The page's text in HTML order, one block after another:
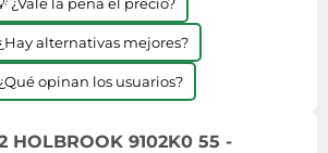
alternativas mejores?
¿Qué opinan los usuarios?
HOLBROOK 9102K0 55 -